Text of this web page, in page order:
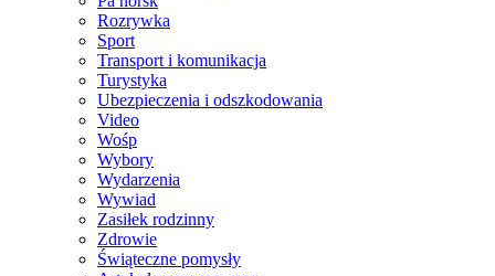
Rozrywka
Sport
Transport i komunikacja
Turystyka
Ubezpieczenia i odszkodowania
Video
Wośp
Wybory
Wydarzenia
Wywiad
Zasiłek rodzinny
Zdrowie
Świąteczne pomysły